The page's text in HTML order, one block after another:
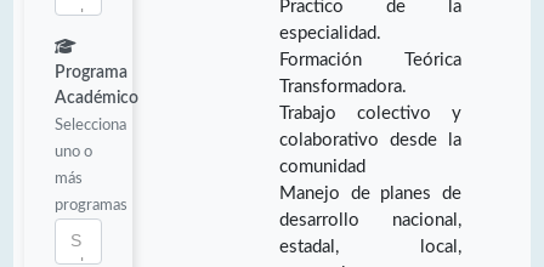
Programa
Académico
Selecciona
uno o
más
programas
Practico de la
especialidad.
Formación Teórica
Transformadora.
Trabajo colectivo y
colaborativo desde la
comunidad
Manejo de planes de
desarrollo nacional,
estadal, local,